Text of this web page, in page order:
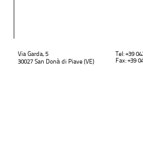
Via Garda, 5
30027 San Donà di Piave (VE)
Tel: +39
Fax: +39